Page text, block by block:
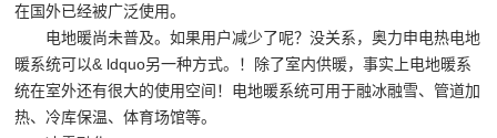
在国外已经被广泛使用。
电地暖尚未普及。如果用户减少了呢？没关系，奥力申电热电地
暖系统可以& ldquo另一种方式。！除了室内供暖，事实上电地暖系
统在室外还有很大的使用空间！电地暖系统可用于融冰融雪、管道加
热、冷库保温、体育场馆等。